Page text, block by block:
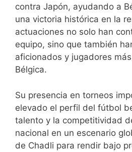
contra Japón, ayudando a
una victoria histórica en la
actuaciones no solo han
equipo, sino que también
aficionados y jugadores
Bélgica.
Su presencia en torneos
elevado el perfil del fútbol
talento y la competitividad
nacional en un escenario
de Chadli para rendir bajo